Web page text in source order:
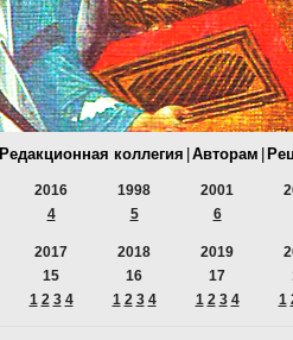
Редакционная коллегия Авторам
2016
4
1998
5
2001
6
2017
15
1 2 3 4
2018
16
1 2 3 4
2019
17
1 2 3 4
1